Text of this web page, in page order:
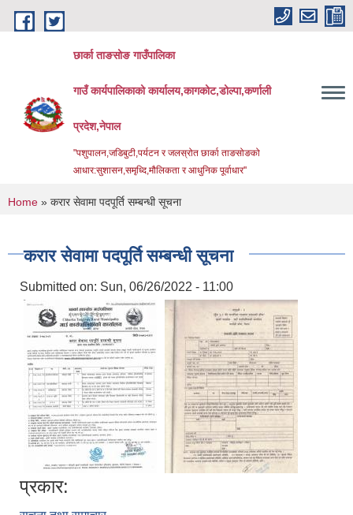
Skip to main content
छार्का ताङसोङ गाउँपालिका
गाउँ कार्यपालिकाको कार्यालय,कागकोट,डोल्पा,कर्णाली
प्रदेश,नेपाल
"पशुपालन,जडिबुटी,पर्यटन र जलस्रोत छार्का ताङसोङको
आधार:सुशासन,समृध्दि,मौलिकता र आधुनिक पूर्वाधार''
You are here
Home » करार सेवामा पदपूर्ति सम्बन्धी सूचना
करार सेवामा पदपूर्ति सम्बन्धी सूचना
Submitted on: Sun, 06/26/2022 - 11:00
प्रकार: